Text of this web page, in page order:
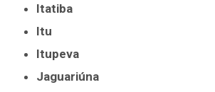
Itatiba
Itu
Itupeva
Jaguariúna